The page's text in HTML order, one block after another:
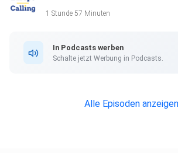
1 Stunde 57 Minuten
In Podcasts werben
Schalte jetzt Werbung in Podcasts.
Alle Episoden anzeigen